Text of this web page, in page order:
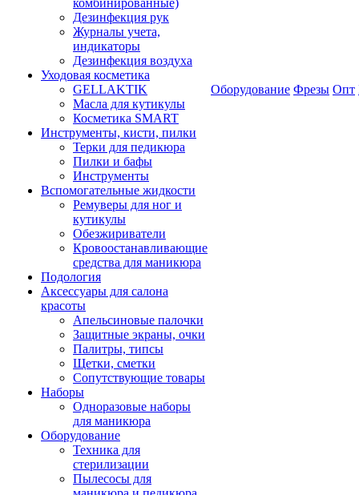
комбинированные)
Дезинфекция рук
Журналы учета,
индикаторы
Дезинфекция воздуха
Уходовая косметика
GELLAKTIK
Масла для кутикулы
Косметика SMART
Инструменты, кисти, пилки
Терки для педикюра
Пилки и бафы
Инструменты
Вспомогательные жидкости
Ремуверы для ног и
кутикулы
Обезжириватели
Кровоостанавливающие
средства для маникюра
Подология
Аксессуары для салона
красоты
Апельсиновые палочки
Защитные экраны, очки
Палитры, типсы
Щетки, сметки
Сопутствующие товары
Наборы
Одноразовые наборы
для маникюра
Оборудование
Техника для
стерилизации
Пылесосы для
Оборудование Фрезы Опт